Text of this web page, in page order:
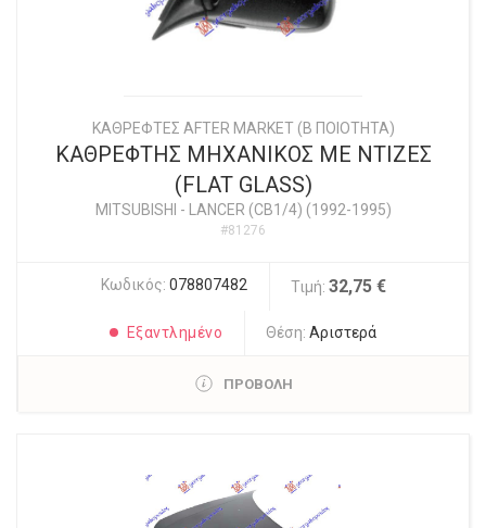
ΚΑΘΡΕΦΤΕΣ AFTER MARKET (Β ΠΟΙΟΤΗΤΑ)
ΚΑΘΡΕΦΤΗΣ ΜΗΧΑΝΙΚΟΣ ΜΕ ΝΤΙΖΕΣ
(FLAT GLASS)
MITSUBISHI - LANCER (CB1/4) (1992-1995)
#81276
Κωδικός: 078807482 Τιμή: 32,75 €
Εξαντλημένο Θέση:Αριστερά
ΠΡΟΒΟΛΗ